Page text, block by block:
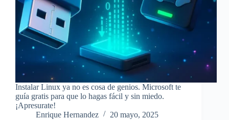
Instalar Linux ya no es cosa de genios. Microsoft te
guía gratis para que lo hagas fácil y sin miedo.
¡Apresurate!
Enrique Hernandez
20 mayo, 2025